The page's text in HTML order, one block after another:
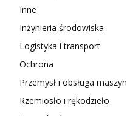
Inne
Inżynieria środowiska
Logistyka i transport
Ochrona
Przemysł i obsługa maszyn
Rzemiosło i rękodzieło